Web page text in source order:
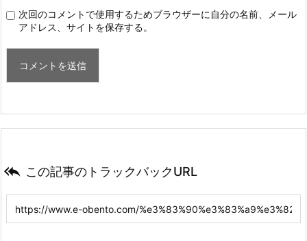
次回のコメントで使用するためブラウザーに自分の名前、メール
アドレス、サイトを保存する。
 この記事のトラックバックURL